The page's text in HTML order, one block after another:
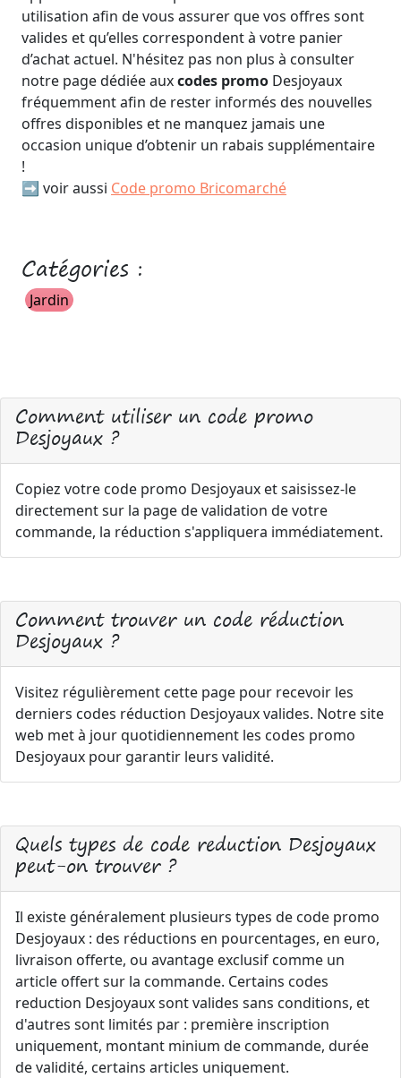
utilisation afin de vous assurer que vos offres sont
valides et qu’elles correspondent à votre panier
d’achat actuel. N'hésitez pas non plus à consulter
notre page dédiée auxcodes promo Desjoyaux
fréquemment afin de rester informés des nouvelles
offres disponibles et ne manquez jamais une
occasion unique d’obtenir un rabais supplémentaire
!
➡️ voir aussi Code promo Bricomarché
Catégories :
Jardin
Comment utiliser un code promo
Desjoyaux ?
Copiez votre code promo Desjoyaux et saisissez-le
directement sur la page de validation de votre
commande, la réduction s'appliquera immédiatement.
Comment trouver un code réduction
Desjoyaux ?
Visitez régulièrement cette page pour recevoir les
derniers codes réduction Desjoyaux valides. Notre site
web met à jour quotidiennement les codes promo
Desjoyaux pour garantir leurs validité.
Quels types de code reduction Desjoyaux
peut-on trouver ?
Il existe généralement plusieurs types de code promo
Desjoyaux : des réductions en pourcentages, en euro,
livraison offerte, ou avantage exclusif comme un
article offert sur la commande. Certains codes
reduction Desjoyaux sont valides sans conditions, et
d'autres sont limités par : première inscription
uniquement, montant minium de commande, durée
de validité, certains articles uniquement.